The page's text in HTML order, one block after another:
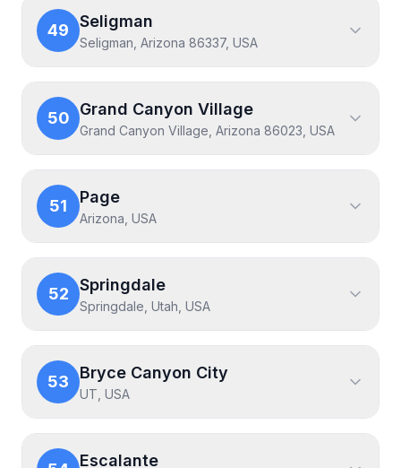
49 Seligman
Seligman, Arizona 86337, USA
50 Grand Canyon Village
Grand Canyon Village, Arizona 86023, USA
51 Page
Arizona, USA
52 Springdale
Springdale, Utah, USA
53 Bryce Canyon City
UT, USA
Escalante